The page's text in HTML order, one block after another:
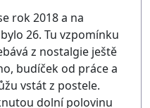
rok 2018 a na
26. Tu vzpomínku
z nostalgie ještě
budíček od práce a
vstát z postele.
dolní polovinu